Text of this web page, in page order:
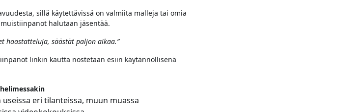
sillä käytettävissä on valmiita malleja tai omia
halutaan jäsentää.
haastatteluja, säästät paljon aikaa.”
linkin kautta nostetaan esiin käytännöllisenä
eri tilanteissa, muun muassa